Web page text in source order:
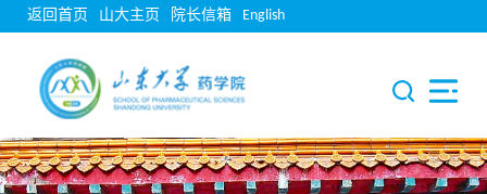
返回首页 山大主页 院长信箱 English